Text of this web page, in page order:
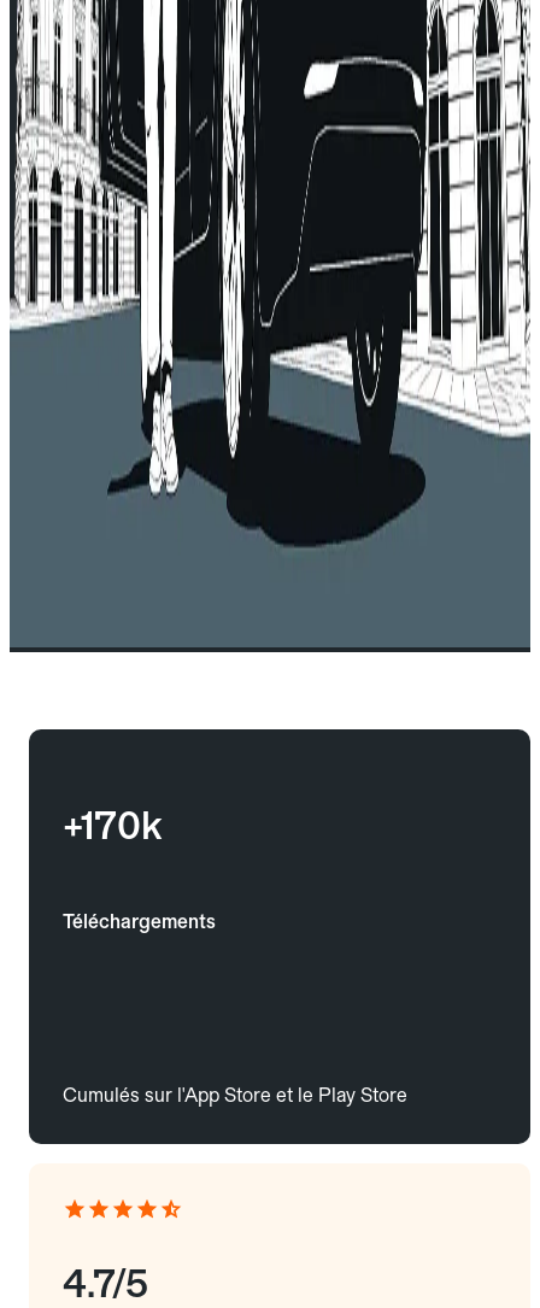
+170k
Téléchargements
Cumulés sur l'App Store et le Play Store
4.7/5